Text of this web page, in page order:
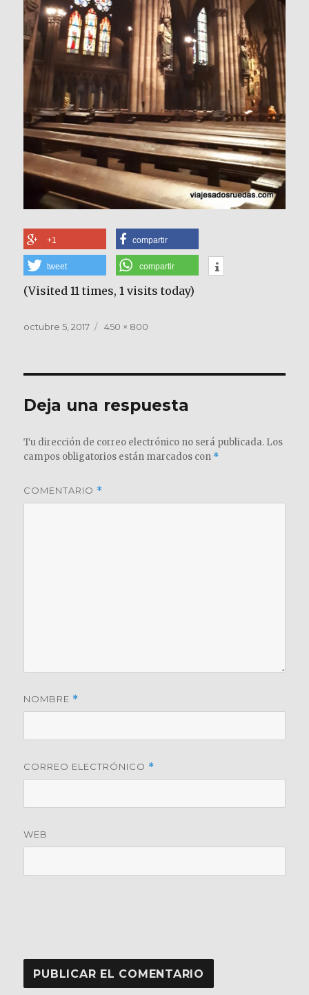
+1 compartir
tweet compartir
(Visited 11 times, 1 visits today)
Publicado
octubre 5, 2017
Tamaño
450 × 800
Deja una respuesta
Tu dirección de correo electrónico no será publicada. Los
campos obligatorios están marcados con *
COMENTARIO *
NOMBRE *
CORREO ELECTRÓNICO *
WEB